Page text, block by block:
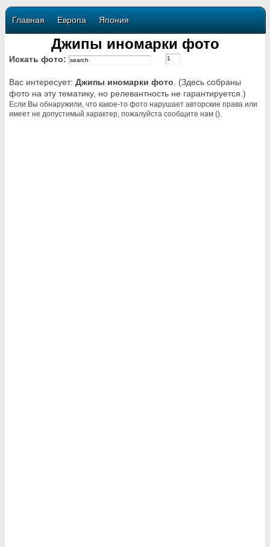
Главная Европа Япония
Джипы иномарки фото
Искать фото:
Вас интересует: Джипы иномарки фото . (Здесь собраны
фото на эту тематику, но релевантность не гарантируется.)
Если Вы обнаружили, что какое-то фото нарушает авторские права или
имеет не допустимый характер, пожалуйста сообщите нам ().